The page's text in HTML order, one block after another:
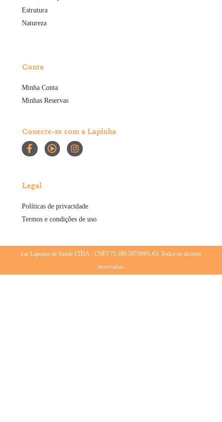
Estrutura
Natureza
Conta
Minha Conta
Minhas Reservas
Conecte-se com a Lapinha
Legal
Políticas de privacidade
Termos e condições de uso
Lar Lapeano de Saúde LTDA - CNPJ 75.189.597/0001-63. Todos os direitos
reservados.